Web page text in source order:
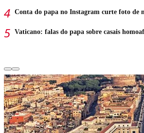
Conta do papa no Instagram curte foto de
Vaticano: falas do papa sobre casais